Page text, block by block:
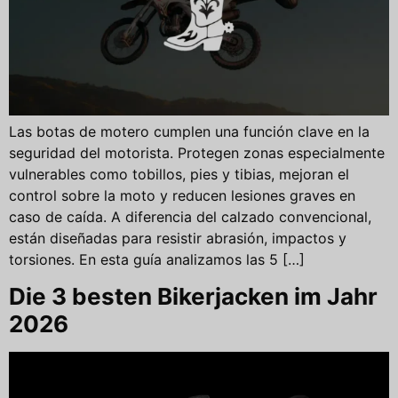
Las botas de motero cumplen una función clave en la
seguridad del motorista. Protegen zonas especialmente
vulnerables como tobillos, pies y tibias, mejoran el
control sobre la moto y reducen lesiones graves en
caso de caída. A diferencia del calzado convencional,
están diseñadas para resistir abrasión, impactos y
torsiones. En esta guía analizamos las 5 […]
Die 3 besten Bikerjacken im Jahr
2026